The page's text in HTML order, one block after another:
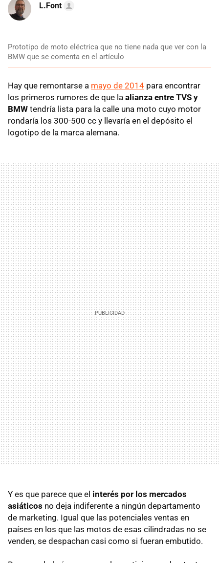
L.Font
Prototipo de moto eléctrica que no tiene nada que ver con la
BMW que se comenta en el artículo
Hay que remontarse a mayo de 2014 para encontrar
los primeros rumores de que la alianza entre TVS y
BMW tendría lista para la calle una moto cuyo motor
rondaría los 300-500 cc y llevaría en el depósito el
logotipo de la marca alemana.
Y es que parece que el interés por los mercados
asiáticos no deja indiferente a ningún departamento
de marketing. Igual que las potenciales ventas en
países en los que las motos de esas cilindradas no se
venden, se despachan casi como si fueran embutido.